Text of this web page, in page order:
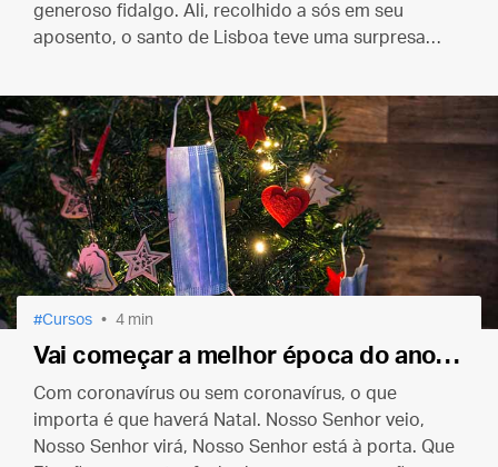
generoso fidalgo. Ali, recolhido a sós em seu
aposento, o santo de Lisboa teve uma surpresa…
Cursos 4 min
Vai começar a melhor época do ano…
Com coronavírus ou sem coronavírus, o que
importa é que haverá Natal. Nosso Senhor veio,
Nosso Senhor virá, Nosso Senhor está à porta. Que